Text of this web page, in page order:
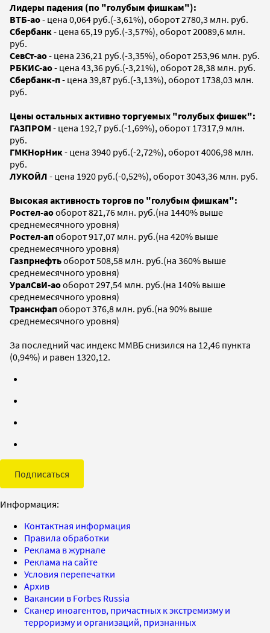
Лидеры падения (по "голубым фишкам"):
ВТБ-ао- цена 0,064 руб.(-3,61%), оборот 2780,3 млн. руб.
Сбербанк - цена 65,19 руб.(-3,57%), оборот 20089,6 млн.
руб.
СевСт-ао- цена 236,21 руб.(-3,35%), оборот 253,96 млн. руб.
РБКИС-ао- цена 43,36 руб.(-3,21%), оборот 28,38 млн. руб.
Сбербанк-п- цена 39,87 руб.(-3,13%), оборот 1738,03 млн.
руб.
Цены остальных активно торгуемых "голубых фишек":
ГАЗПРОМ - цена 192,7 руб.(-1,69%), оборот 17317,9 млн.
руб.
ГМКНорНик - цена 3940 руб.(-2,72%), оборот 4006,98 млн.
руб.
ЛУКОЙЛ - цена 1920 руб.(-0,52%), оборот 3043,36 млн. руб.
Высокая активность торгов по "голубым фишкам":
Ростел-аооборот 821,76 млн. руб.(на 1440% выше
среднемесячного уровня)
Ростел-апоборот 917,07 млн. руб.(на 420% выше
среднемесячного уровня)
Газпрнефтьоборот 508,58 млн. руб.(на 360% выше
среднемесячного уровня)
УралСвИ-аооборот 297,54 млн. руб.(на 140% выше
среднемесячного уровня)
Транснфапоборот 376,8 млн. руб.(на 90% выше
среднемесячного уровня)
За последний час индекс ММВБ снизился на 12,46 пункта
(0,94%) и равен 1320,12.
Подписаться
Информация:
Контактная информация
Правила обработки
Реклама в журнале
Реклама на сайте
Условия перепечатки
Архив
Вакансии в Forbes Russia
Сканер иноагентов, причастных к экстремизму и
терроризму и организаций, признанных